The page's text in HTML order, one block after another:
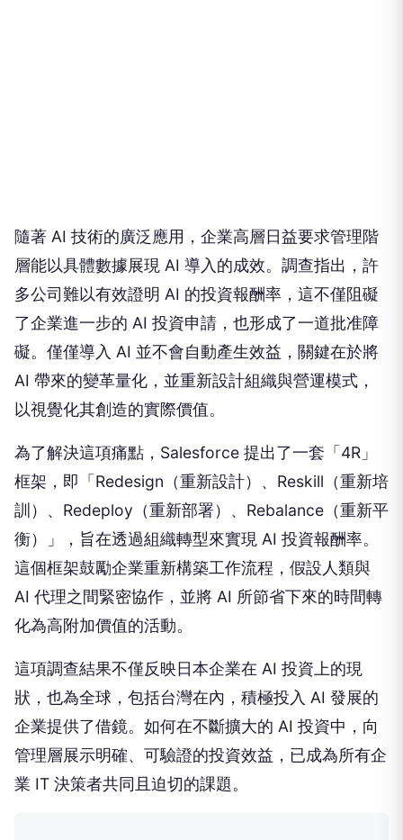
隨著 AI 技術的廣泛應用，企業高層日益要求管理階
層能以具體數據展現 AI 導入的成效。調查指出，許
多公司難以有效證明 AI 的投資報酬率，這不僅阻礙
了企業進一步的 AI 投資申請，也形成了一道批准障
礙。僅僅導入 AI 並不會自動產生效益，關鍵在於將
AI 帶來的變革量化，並重新設計組織與營運模式，
以視覺化其創造的實際價值。
為了解決這項痛點，Salesforce 提出了一套「4R」
框架，即「Redesign（重新設計）、Reskill（重新培
訓）、Redeploy（重新部署）、Rebalance（重新平
衡）」，旨在透過組織轉型來實現 AI 投資報酬率。
這個框架鼓勵企業重新構築工作流程，假設人類與
AI 代理之間緊密協作，並將 AI 所節省下來的時間轉
化為高附加價值的活動。
這項調查結果不僅反映日本企業在 AI 投資上的現
狀，也為全球，包括台灣在內，積極投入 AI 發展的
企業提供了借鏡。如何在不斷擴大的 AI 投資中，向
管理層展示明確、可驗證的投資效益，已成為所有企
業 IT 決策者共同且迫切的課題。